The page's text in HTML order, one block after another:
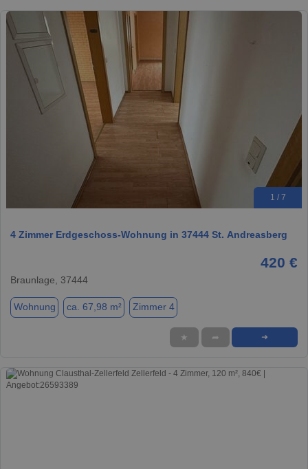
1 / 7
4 Zimmer Erdgeschoss-Wohnung in 37444 St. Andreasberg
420 €
Braunlage, 37444
Wohnung ca. 67,98 m² Zimmer 4
★ ➦ ➜